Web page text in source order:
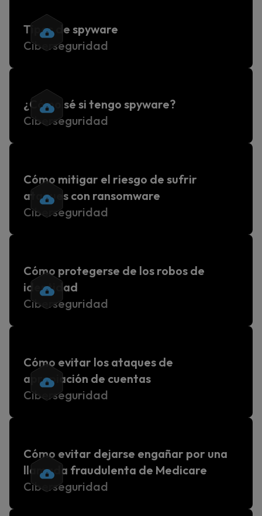
Tipos de spyware
Ciberseguridad
¿Cómo sé si tengo spyware?
Ciberseguridad
Cómo mitigar el riesgo de sufrir
ataques con ransomware
Ciberseguridad
Cómo protegerse de los robos de
identidad
Ciberseguridad
Cómo evitar los ataques de
apropiación de cuentas
Ciberseguridad
Cómo evitar dejarse engañar por una
llamada fraudulenta de Medicare
Ciberseguridad